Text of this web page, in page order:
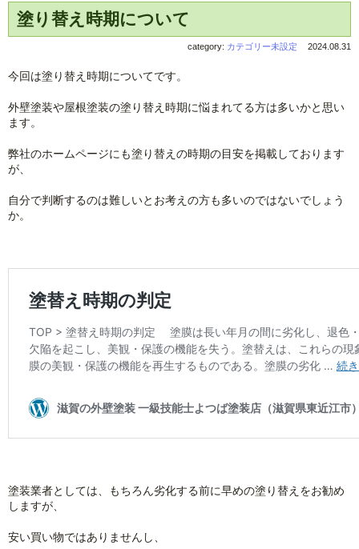
塗り替え時期について
category: カテゴリー未設定 2024.08.31
今回は塗り替え時期についてです。
外壁塗装や屋根塗装の塗り替え時期に悩まれてる方は多いかと思い
ます。
弊社のホームページにも塗り替えの時期の目安を掲載しております
が、
自分で判断するのは難しいとお考えの方も多いのではないでしょう
か。
塗装業者としては、もちろん劣化する前に早めの塗り替えをお勧め
しますが、
安い買い物ではありませんし、